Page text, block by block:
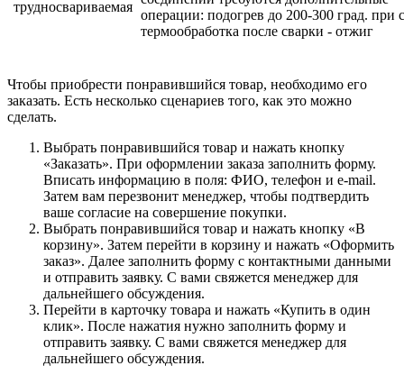
трудносвариваемая
операции: подогрев до 200-300 град. при
термообработка после сварки - отжиг
Чтобы приобрести понравившийся товар, необходимо его
заказать. Есть несколько сценариев того, как это можно
сделать.
Выбрать понравившийся товар и нажать кнопку
«Заказать». При оформлении заказа заполнить форму.
Вписать информацию в поля: ФИО, телефон и e-mail.
Затем вам перезвонит менеджер, чтобы подтвердить
ваше согласие на совершение покупки.
Выбрать понравившийся товар и нажать кнопку «В
корзину». Затем перейти в корзину и нажать «Оформить
заказ». Далее заполнить форму с контактными данными
и отправить заявку. С вами свяжется менеджер для
дальнейшего обсуждения.
Перейти в карточку товара и нажать «Купить в один
клик». После нажатия нужно заполнить форму и
отправить заявку. С вами свяжется менеджер для
дальнейшего обсуждения.